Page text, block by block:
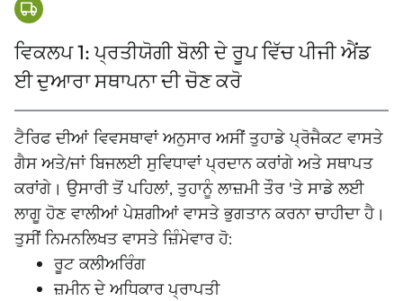
ਵਿਕਲਪ 1: ਪ੍ਰਤੀਯੋਗੀ ਬੋਲੀ ਦੇ ਰੂਪ ਵਿੱਚ ਪੀਜੀ ਐਂਡ
ਈ ਦੁਆਰਾ ਸਥਾਪਨਾ ਦੀ ਚੋਣ ਕਰੋ
ਟੈਰਿਫ ਦੀਆਂ ਵਿਵਸਥਾਵਾਂ ਅਨੁਸਾਰ ਅਸੀਂ ਤੁਹਾਡੇ ਪ੍ਰੋਜੈਕਟ ਵਾਸਤੇ
ਗੈਸ ਅਤੇ/ਜਾਂ ਬਿਜਲਈ ਸੁਵਿਧਾਵਾਂ ਪ੍ਰਦਾਨ ਕਰਾਂਗੇ ਅਤੇ ਸਥਾਪਤ
ਕਰਾਂਗੇ। ਉਸਾਰੀ ਤੋਂ ਪਹਿਲਾਂ, ਤੁਹਾਨੂੰ ਲਾਜ਼ਮੀ ਤੌਰ 'ਤੇ ਸਾਡੇ ਲਈ
ਲਾਗੂ ਹੋਣ ਵਾਲੀਆਂ ਪੇਸ਼ਗੀਆਂ ਵਾਸਤੇ ਭੁਗਤਾਨ ਕਰਨਾ ਚਾਹੀਦਾ ਹੈ।
ਤੁਸੀਂ ਨਿਮਨਲਿਖਤ ਵਾਸਤੇ ਜ਼ਿੰਮੇਵਾਰ ਹੋ:
ਰੂਟ ਕਲੀਅਰਿੰਗ
ਜ਼ਮੀਨ ਦੇ ਅਧਿਕਾਰ ਪ੍ਰਾਪਤੀ